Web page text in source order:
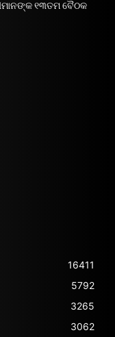
୧୩ତମ ବୈଠକ
16411
5792
3265
3062